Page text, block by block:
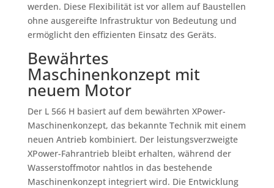
werden. Diese Flexibilität ist vor allem auf Baustellen
ohne ausgereifte Infrastruktur von Bedeutung und
ermöglicht den effizienten Einsatz des Geräts.
Bewährtes
Maschinenkonzept mit
neuem Motor
Der L 566 H basiert auf dem bewährten XPower-
Maschinenkonzept, das bekannte Technik mit einem
neuen Antrieb kombiniert. Der leistungsverzweigte
XPower-Fahrantrieb bleibt erhalten, während der
Wasserstoffmotor nahtlos in das bestehende
Maschinenkonzept integriert wird. Die Entwicklung